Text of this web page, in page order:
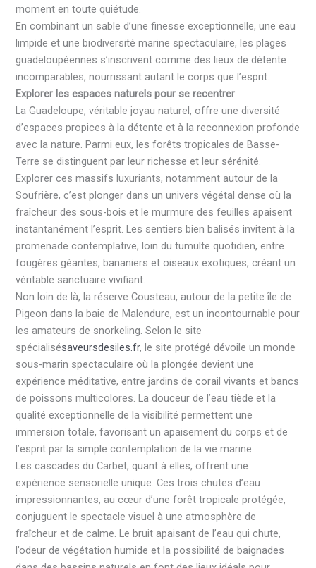
moment en toute quiétude.
En combinant un sable d’une finesse exceptionnelle, une eau
limpide et une biodiversité marine spectaculaire, les plages
guadeloupéennes s’inscrivent comme des lieux de détente
incomparables, nourrissant autant le corps que l’esprit.
Explorer les espaces naturels pour se recentrer
La Guadeloupe, véritable joyau naturel, offre une diversité
d’espaces propices à la détente et à la reconnexion profonde
avec la nature. Parmi eux, les forêts tropicales de Basse-
Terre se distinguent par leur richesse et leur sérénité.
Explorer ces massifs luxuriants, notamment autour de la
Soufrière, c’est plonger dans un univers végétal dense où la
fraîcheur des sous-bois et le murmure des feuilles apaisent
instantanément l’esprit. Les sentiers bien balisés invitent à la
promenade contemplative, loin du tumulte quotidien, entre
fougères géantes, bananiers et oiseaux exotiques, créant un
véritable sanctuaire vivifiant.
Non loin de là, la réserve Cousteau, autour de la petite île de
Pigeon dans la baie de Malendure, est un incontournable pour
les amateurs de snorkeling. Selon le site
spécialisésaveursdesiles.fr, le site protégé dévoile un monde
sous-marin spectaculaire où la plongée devient une
expérience méditative, entre jardins de corail vivants et bancs
de poissons multicolores. La douceur de l’eau tiède et la
qualité exceptionnelle de la visibilité permettent une
immersion totale, favorisant un apaisement du corps et de
l’esprit par la simple contemplation de la vie marine.
Les cascades du Carbet, quant à elles, offrent une
expérience sensorielle unique. Ces trois chutes d’eau
impressionnantes, au cœur d’une forêt tropicale protégée,
conjuguent le spectacle visuel à une atmosphère de
fraîcheur et de calme. Le bruit apaisant de l’eau qui chute,
l’odeur de végétation humide et la possibilité de baignades